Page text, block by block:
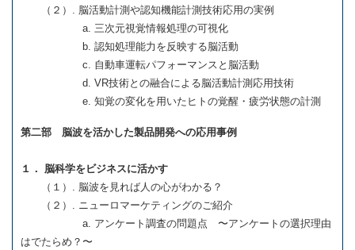
（２）. 脳活動計測や認知機能計測技術応用の実例
a. 三次元視覚情報処理の可視化
b. 認知処理能力を反映する脳活動
c. 自動車運転パフォーマンスと脳活動
d. VR技術との融合による脳活動計測応用技術
e. 知覚の変化を用いたヒトの覚醒・疲労状態の計測
第二部 脳波を活かした製品開発への応用事例
１． 脳科学をビジネスに活かす
（１）. 脳波を見れば人の心がわかる？
（２）. ニューロマーケティングのご紹介
a. アンケート調査の問題点 〜アンケートの選択理由
はでたらめ？〜